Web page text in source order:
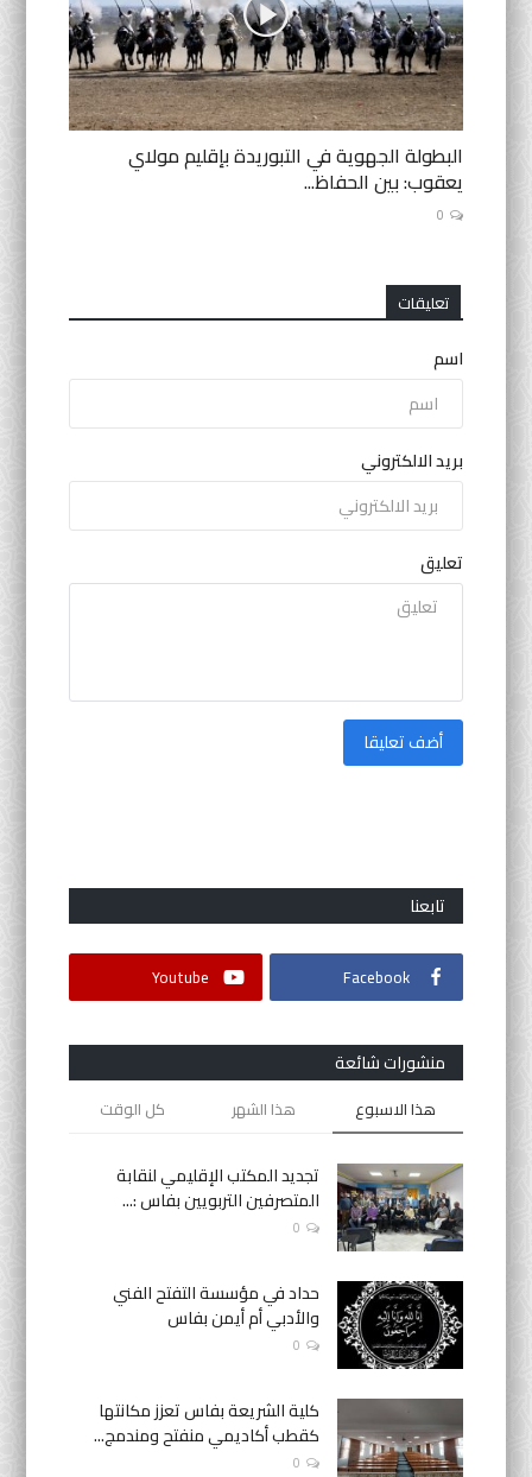
البطولة الجهوية في التبوريدة بإقليم مولاي
يعقوب: بين الحفاظ...
0
تعليقات
اسم
بريد الالكتروني
تعليق
أضف تعليقا
تابعنا
Facebook
Youtube
منشورات شائعة
هذا الاسبوع هذا الشهر كل الوقت
تجديد المكتب الإقليمي لنقابة
المتصرفين التربويين بفاس :...
0
حداد في مؤسسة التفتح الفني
والأدبي أم أيمن بفاس
0
كلية الشريعة بفاس تعزز مكانتها
كقطب أكاديمي منفتح ومندمج...
0